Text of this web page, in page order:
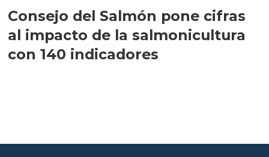
Consejo del Salmón pone cifras
al impacto de la salmonicultura
con 140 indicadores